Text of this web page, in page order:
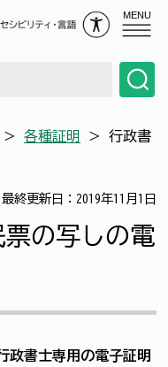
MENU
＞ 各種証明 ＞ 行政書
最終更新日：2019年11月1日
の写しの電
政書士専用の電子証明